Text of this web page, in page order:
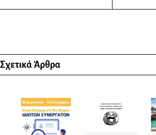
Σχετικά Άρθρα